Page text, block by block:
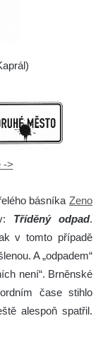
->
básníka Zeno
Tříděný odpad.
v tomto případě
A „odpadem“
není“. Brněnské
čase stihlo
alespoň spatřil.